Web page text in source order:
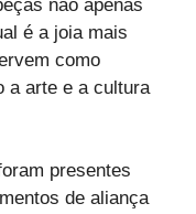
não apenas
é a joia mais
como
a arte e a cultura
presentes
de aliança